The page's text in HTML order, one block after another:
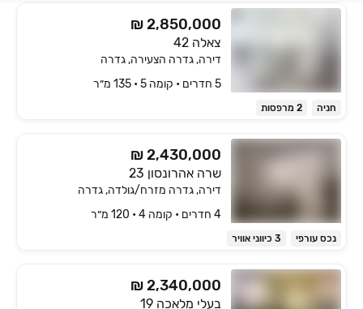
₪ 2,850,000
צאלה 42
דירה, גדרה הצעירה, גדרה
5 חדרים • קומה ‎5‏ • 135 מ״ר
חניה 2 מרפסות
₪ 2,430,000
שרה אהרונסון 23
דירה, גדרה מזרח/גולדה, גדרה
4 חדרים • קומה ‎4‏ • 120 מ״ר
נכס עורפי 3 כיווני אוויר
₪ 2,340,000
בעלי מלאכה 19